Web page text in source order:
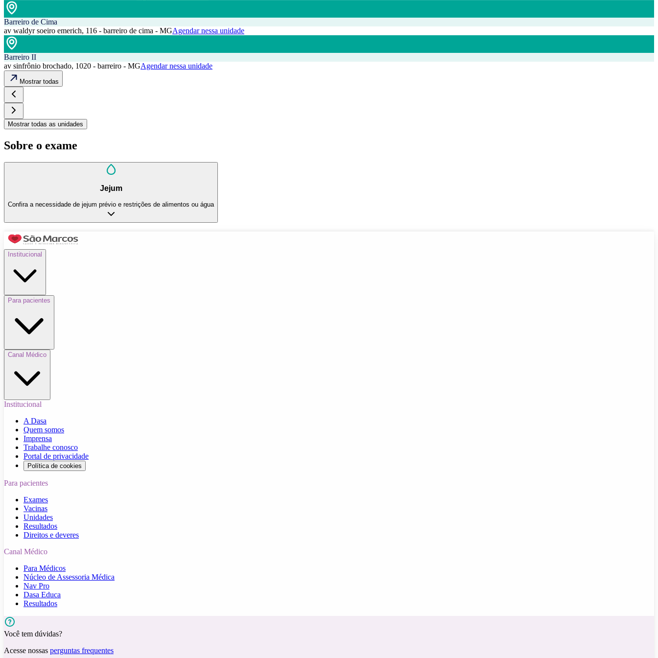
Barreiro de Cima
av waldyr soeiro emerich, 116 - barreiro de cima - MGAgendar nessa unidade
Barreiro II
av sinfrônio brochado, 1020 - barreiro - MGAgendar nessa unidade
Mostrar todas
Mostrar todas as unidades
Sobre o exame
Jejum
Confira a necessidade de jejum prévio e restrições de alimentos ou água
Institucional
Para pacientes
Canal Médico
Institucional
A Dasa
Quem somos
Imprensa
Trabalhe conosco
Portal de privacidade
Política de cookies
Para pacientes
Exames
Vacinas
Unidades
Resultados
Direitos e deveres
Canal Médico
Para Médicos
Núcleo de Assessoria Médica
Nav Pro
Dasa Educa
Resultados
Você tem dúvidas?
Acesse nossas perguntas frequentes